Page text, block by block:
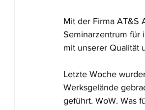
Mit der Firma AT&S
Seminarzentrum für
mit unserer Qualität
Letzte Woche
Werksgelände
geführt. WoW. Was